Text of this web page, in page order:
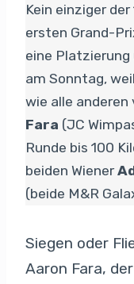
Kein einziger
ersten Grand-
eine Platzierung
am Sonntag,
wie alle
Fara (JC
Runde bis 100
beiden Wiener
(beide M&R
Siegen oder
Aaron Fara,